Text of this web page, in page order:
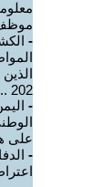
موظف
-
202 ...
-
على
-